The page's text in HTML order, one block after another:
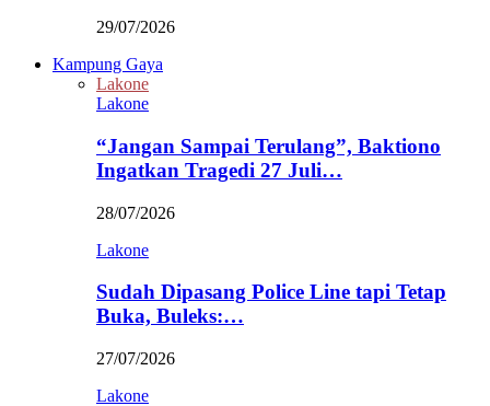
29/07/2026
Kampung Gaya
Lakone
Lakone
“Jangan Sampai Terulang”, Baktiono
Ingatkan Tragedi 27 Juli…
28/07/2026
Lakone
Sudah Dipasang Police Line tapi Tetap
Buka, Buleks:…
27/07/2026
Lakone